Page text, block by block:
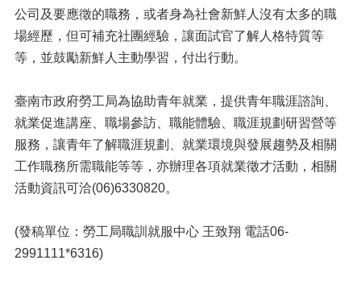
公司及要應徵的職務，或者身為社會新鮮人沒有太多的職
場經歷，但可補充社團經驗，讓面試官了解人格特質等
等，並鼓勵新鮮人主動學習，付出行動。
臺南市政府勞工局為協助青年就業，提供青年職涯諮詢、
就業促進講座、職場參訪、職能體驗、職涯規劃研習營等
服務，讓青年了解職涯規劃、就業環境與發展趨勢及相關
工作職務所需職能等等，亦辦理各項就業徵才活動，相關
活動資訊可洽(06)6330820。
(發稿單位：勞工局職訓就服中心 王致翔 電話06-
2991111*6316)